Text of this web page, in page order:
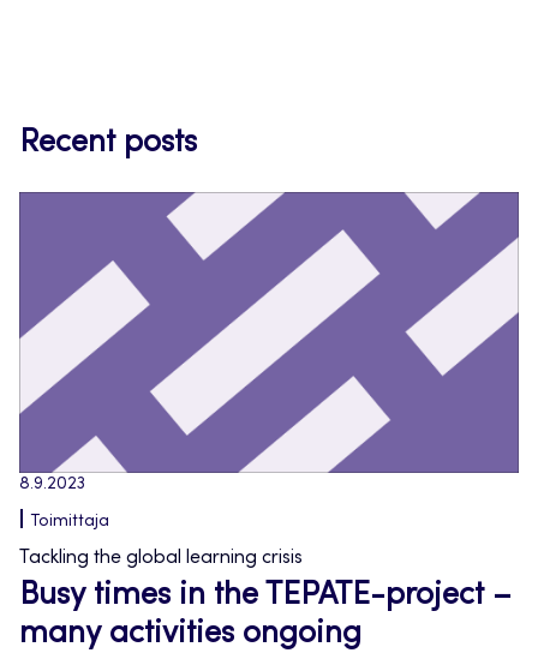
Recent posts
8.9.2023
Toimittaja
Tackling the global learning crisis
Busy times in the TEPATE-project –
many activities ongoing